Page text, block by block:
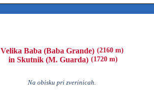
Velika Baba (Baba Grande) (2160 m)
in Skutnik (M. Guarda) (1720 m)
Na obisku pri zverinicah.